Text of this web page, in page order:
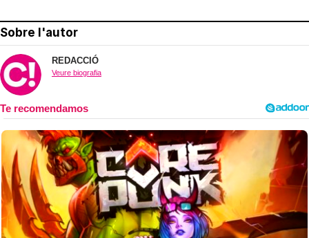
Sobre l'autor
REDACCIÓ
Veure biografia